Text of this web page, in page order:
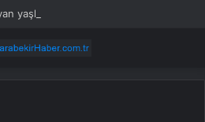
yaşlı adam evinde ölü bulundu